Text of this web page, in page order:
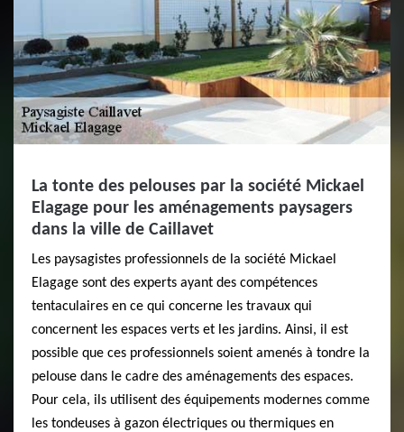
La tonte des pelouses par la société Mickael
Elagage pour les aménagements paysagers
dans la ville de Caillavet
Les paysagistes professionnels de la société Mickael
Elagage sont des experts ayant des compétences
tentaculaires en ce qui concerne les travaux qui
concernent les espaces verts et les jardins. Ainsi, il est
possible que ces professionnels soient amenés à tondre la
pelouse dans le cadre des aménagements des espaces.
Pour cela, ils utilisent des équipements modernes comme
les tondeuses à gazon électriques ou thermiques en